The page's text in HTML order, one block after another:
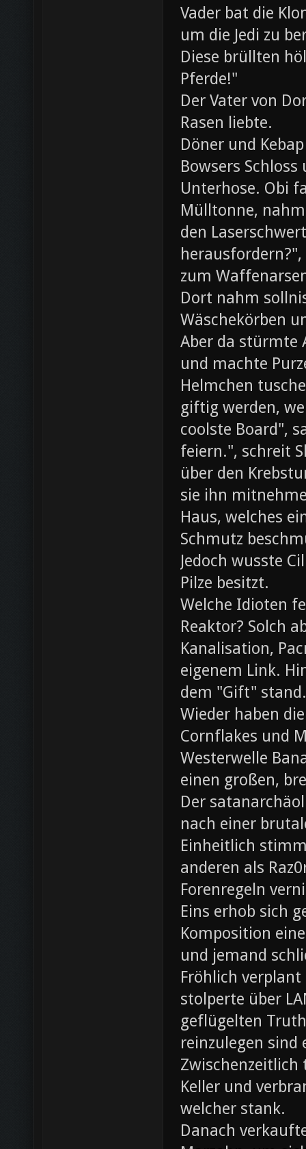
Vader bat die
um die Jedi zu
Diese brüllten
Pferde!"
Der Vater von
Rasen liebte.
Döner und
Bowsers
Unterhose. Obi
Mülltonne,
den
zum
Dort nahm
Wäschekörben
Aber da stürmte
und machte
Helmchen
giftig werden,
coolste Board",
feiern.", schreit
über den
sie ihn
Haus, welches
Schmutz
Jedoch wusste
Pilze besitzt.
Welche Idioten
Reaktor? Solch
Kanalisation,
eigenem Link.
dem "Gift" stand.
Wieder haben
Cornflakes und
Westerwelle
einen großen,
Der
nach einer
Einheitlich
anderen als
Forenregeln
Eins erhob sich
Komposition
und jemand
Fröhlich
stolperte über
geflügelten
reinzulegen sind
Zwischenzeitlich
Keller und
welcher stank.
Danach